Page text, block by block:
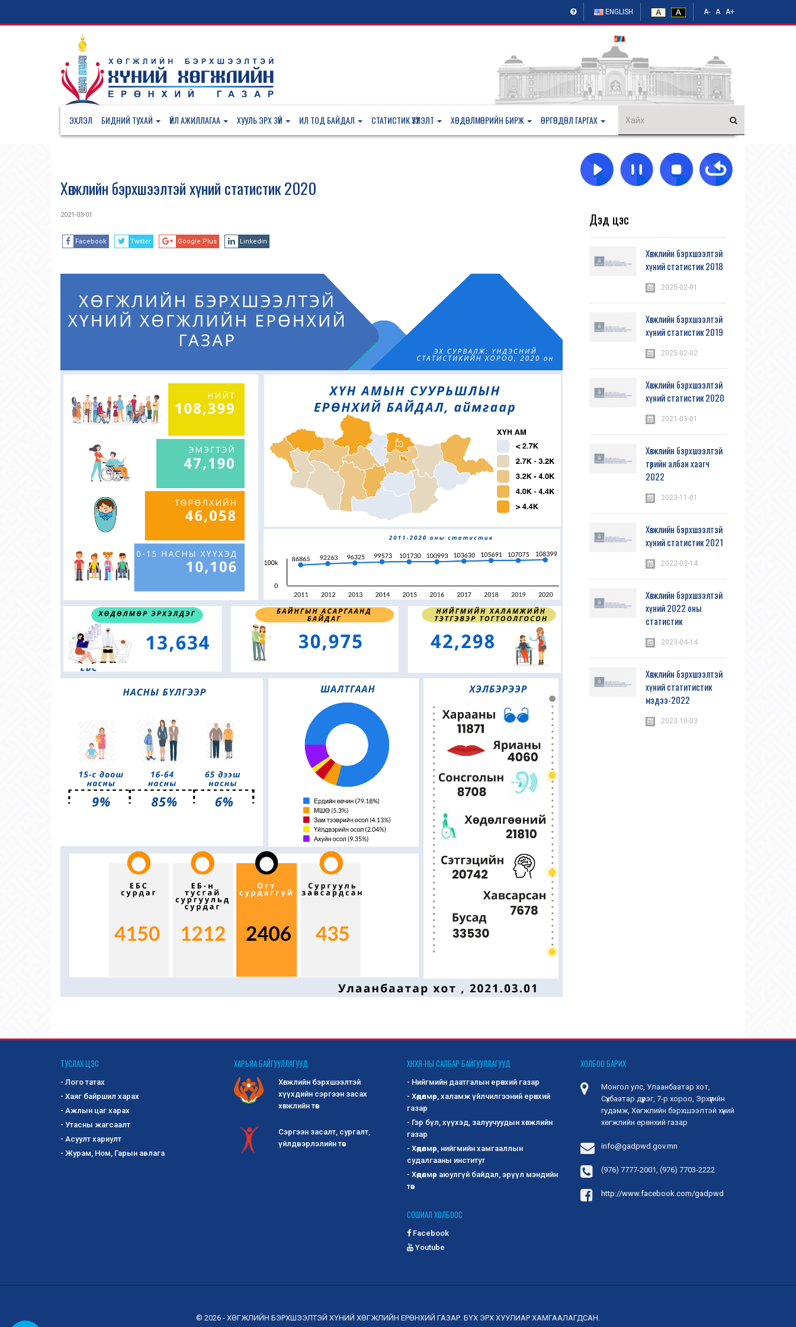
ENGLISH A- A A+
ЭХЛЭЛ БИДНИЙ ТУХАЙ ҮЙЛ АЖИЛЛАГАА ХУУЛЬ ЭРХ ЗҮЙ ИЛ ТОД БАЙДАЛ СТАТИСТИК ҮЗҮҮЛЭЛТ ХӨДӨЛМӨРИЙН БИРЖ ӨРГӨДӨЛ ГАРГАХ
Хөгжлийн бэрхшээлтэй хүний статистик 2020
2021-03-01
Facebook Twitter Google Plus Linkedin
Дэд цэс
Хөгжлийн бэрхшээлтэй
хүний статистик 2018
2025-02-01
Хөгжлийн бэрхшээлтэй
хүний статистик 2019
2025-02-02
Хөгжлийн бэрхшээлтэй
хүний статистик 2020
2021-03-01
Хөгжлийн бэрхшээлтэй
төрийн албан хаагч
2022
2023-11-01
Хөгжлийн бэрхшээлтэй
хүний статистик 2021
2022-03-14
Хөгжлийн бэрхшээлтэй
хүний 2022 оны
статистик
2023-04-14
Хөгжлийн бэрхшээлтэй
хүний статитистик
мэдээ-2022
2023-10-03
ТУСЛАХ ЦЭС
- Лого татах
- Хаяг байршил харах
- Ажлын цаг харах
- Утасны жагсаалт
- Асуулт хариулт
- Журам, Ном, Гарын авлага
ХАРЬЯА БАЙГУУЛЛАГУУД
Хөгжлийн бэрхшээлтэй
хүүхдийн сэргээн засах
хөгжлийн төв
Сэргээн засалт, сургалт,
үйлдвэрлэлийн төв
ХНХЯ-НЫ САЛБАР БАЙГУУЛЛАГУУД
- Нийгмийн даатгалын ерөнхий газар
- Хөдөлмөр, халамж үйлчилгээний ерөнхий
газар
- Гэр бүл, хүүхэд, залуучуудын хөгжлийн
газар
- Хөдөлмөр, нийгмийн хамгааллын
судалгааны институт
- Хөдөлмөр аюулгүй байдал, эрүүл мэндийн
төв
СОШИАЛ ХОЛБООС
Facebook
Youtube
ХОЛБОО БАРИХ
Монгол улс, Улаанбаатар хот,
Сүхбаатар дүүрэг, 7-р хороо, Эрхүүгийн
гудамж, Хөгжлийн бэрхшээлтэй хүний
хөгжлийн ерөнхий газар
info@gadpwd.gov.mn
(976) 7777-2001, (976) 7703-2222
http://www.facebook.com/gadpwd
© 2026 - ХӨГЖЛИЙН БЭРХШЭЭЛТЭЙ ХҮНИЙ ХӨГЖЛИЙН ЕРӨНХИЙ ГАЗАР. БҮХ ЭРХ ХУУЛИАР ХАМГААЛАГДСАН.